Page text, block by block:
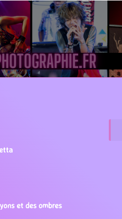
et des ombres